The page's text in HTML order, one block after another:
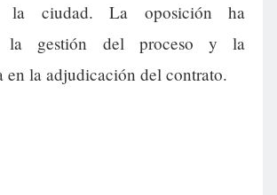
la ciudad. La oposición ha
la gestión del proceso y la
en la adjudicación del contrato.